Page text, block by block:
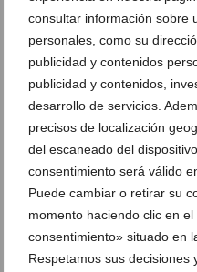
consultar información sobre
personales, como su
publicidad y contenidos
publicidad y contenidos,
desarrollo de servicios.
precisos de localización
del escaneado del
consentimiento será válido
Puede cambiar o retirar su
momento haciendo clic en
consentimiento» situado en
Respetamos sus decisiones
Recuerdos en lugar de
para un ocio juvenil sin
04 de agosto de 2026